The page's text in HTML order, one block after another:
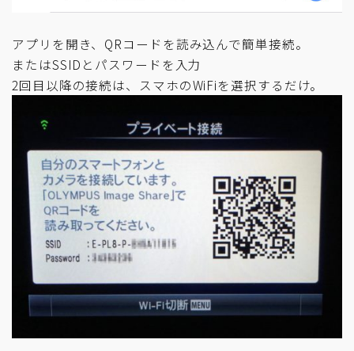
アプリを開き、QRコードを読み込んで簡単接続。
またはSSIDとパスワードを入力
2回目以降の接続は、スマホのWiFiを選択するだけ。